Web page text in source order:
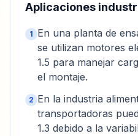
Aplicaciones
1 En una planta de
se utilizan motores
1.5 para manejar
el montaje.
2 En la industria
transportadoras
1.3 debido a la